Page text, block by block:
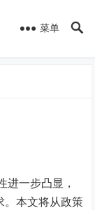
菜单
一步凸显，
。本文将从政策